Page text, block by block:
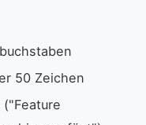
50 Zeichen